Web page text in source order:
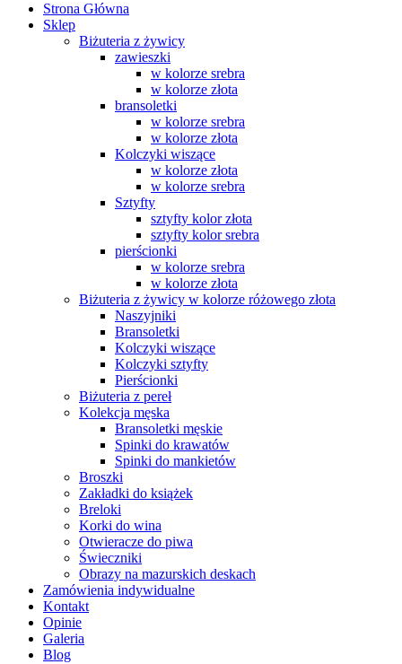
Strona Główna
Sklep
Biżuteria z żywicy
zawieszki
w kolorze srebra
w kolorze złota
bransoletki
w kolorze srebra
w kolorze złota
Kolczyki wiszące
w kolorze złota
w kolorze srebra
Sztyfty
sztyfty kolor złota
sztyfty kolor srebra
pierścionki
w kolorze srebra
w kolorze złota
Biżuteria z żywicy w kolorze różowego złota
Naszyjniki
Bransoletki
Kolczyki wiszące
Kolczyki sztyfty
Pierścionki
Biżuteria z pereł
Kolekcja męska
Bransoletki męskie
Spinki do krawatów
Spinki do mankietów
Broszki
Zakładki do książek
Breloki
Korki do wina
Otwieracze do piwa
Świeczniki
Obrazy na mazurskich deskach
Zamówienia indywidualne
Kontakt
Opinie
Galeria
Blog